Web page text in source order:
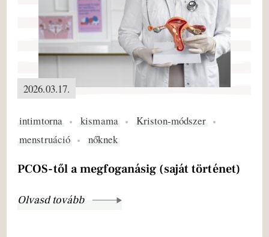
2026.03.17.
intimtorna kismama
Kriston-módszer
menstruáció
nőknek
PCOS-től a megfoganásig (saját történet)
Olvasd tovább